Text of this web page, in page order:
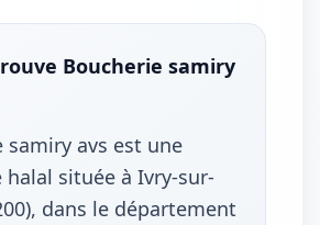
Boucherie samiry
samiry avs est une
halal située à Ivry-sur-
dans le département